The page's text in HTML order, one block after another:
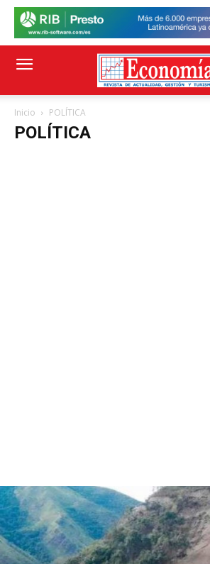
Inicio POLÍTICA
POLÍTICA